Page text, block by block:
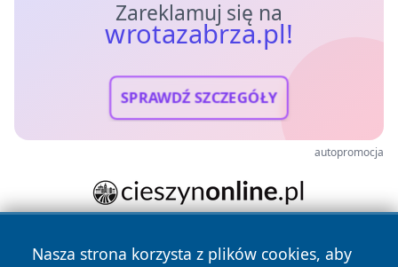
Zareklamuj się na
wrotazabrza.pl!
SPRAWDŹ SZCZEGÓŁY
autopromocja
Nasza strona korzysta z plików cookies, aby